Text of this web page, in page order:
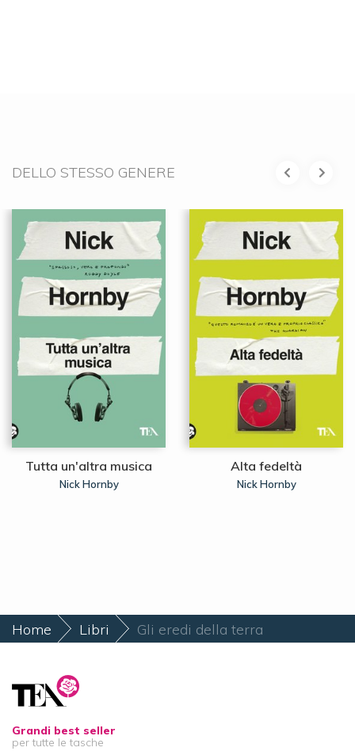
DELLO STESSO GENERE
Tutta un'altra musica
Nick Hornby
Alta fedeltà
Nick Hornby
Home Libri Gli eredi della terra
Grandi best seller
per tutte le tasche